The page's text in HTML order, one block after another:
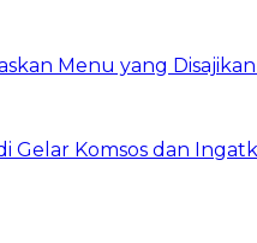
Menu yang
Komsos dan